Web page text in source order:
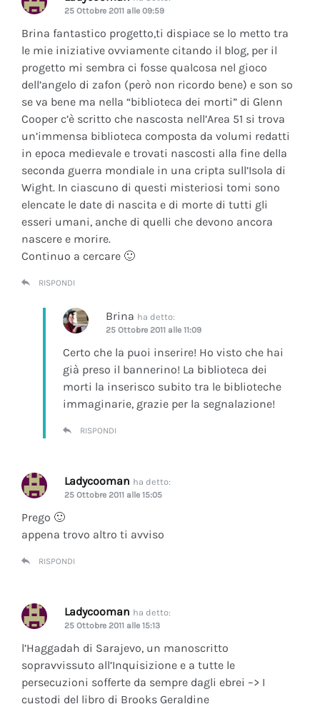
25 Ottobre 2011 alle 09:59
Brina fantastico progetto,ti dispiace se lo metto tra
le mie iniziative ovviamente citando il blog, per il
progetto mi sembra ci fosse qualcosa nel gioco
dell’angelo di zafon (però non ricordo bene) e son so
se va bene ma nella “biblioteca dei morti” di Glenn
Cooper c’è scritto che nascosta nell’Area 51 si trova
un’immensa biblioteca composta da volumi redatti
in epoca medievale e trovati nascosti alla fine della
seconda guerra mondiale in una cripta sull’Isola di
Wight. In ciascuno di questi misteriosi tomi sono
elencate le date di nascita e di morte di tutti gli
esseri umani, anche di quelli che devono ancora
nascere e morire.
Continuo a cercare 🙂
RISPONDI
Brina ha detto:
25 Ottobre 2011 alle 11:09
Certo che la puoi inserire! Ho visto che hai
già preso il bannerino! La biblioteca dei
morti la inserisco subito tra le biblioteche
immaginarie, grazie per la segnalazione!
RISPONDI
Ladycooman ha detto:
25 Ottobre 2011 alle 15:05
Prego 🙂
appena trovo altro ti avviso
RISPONDI
Ladycooman ha detto:
25 Ottobre 2011 alle 15:13
l’Haggadah di Sarajevo, un manoscritto
sopravvissuto all’Inquisizione e a tutte le
persecuzioni sofferte da sempre dagli ebrei –> I
custodi del libro di Brooks Geraldine